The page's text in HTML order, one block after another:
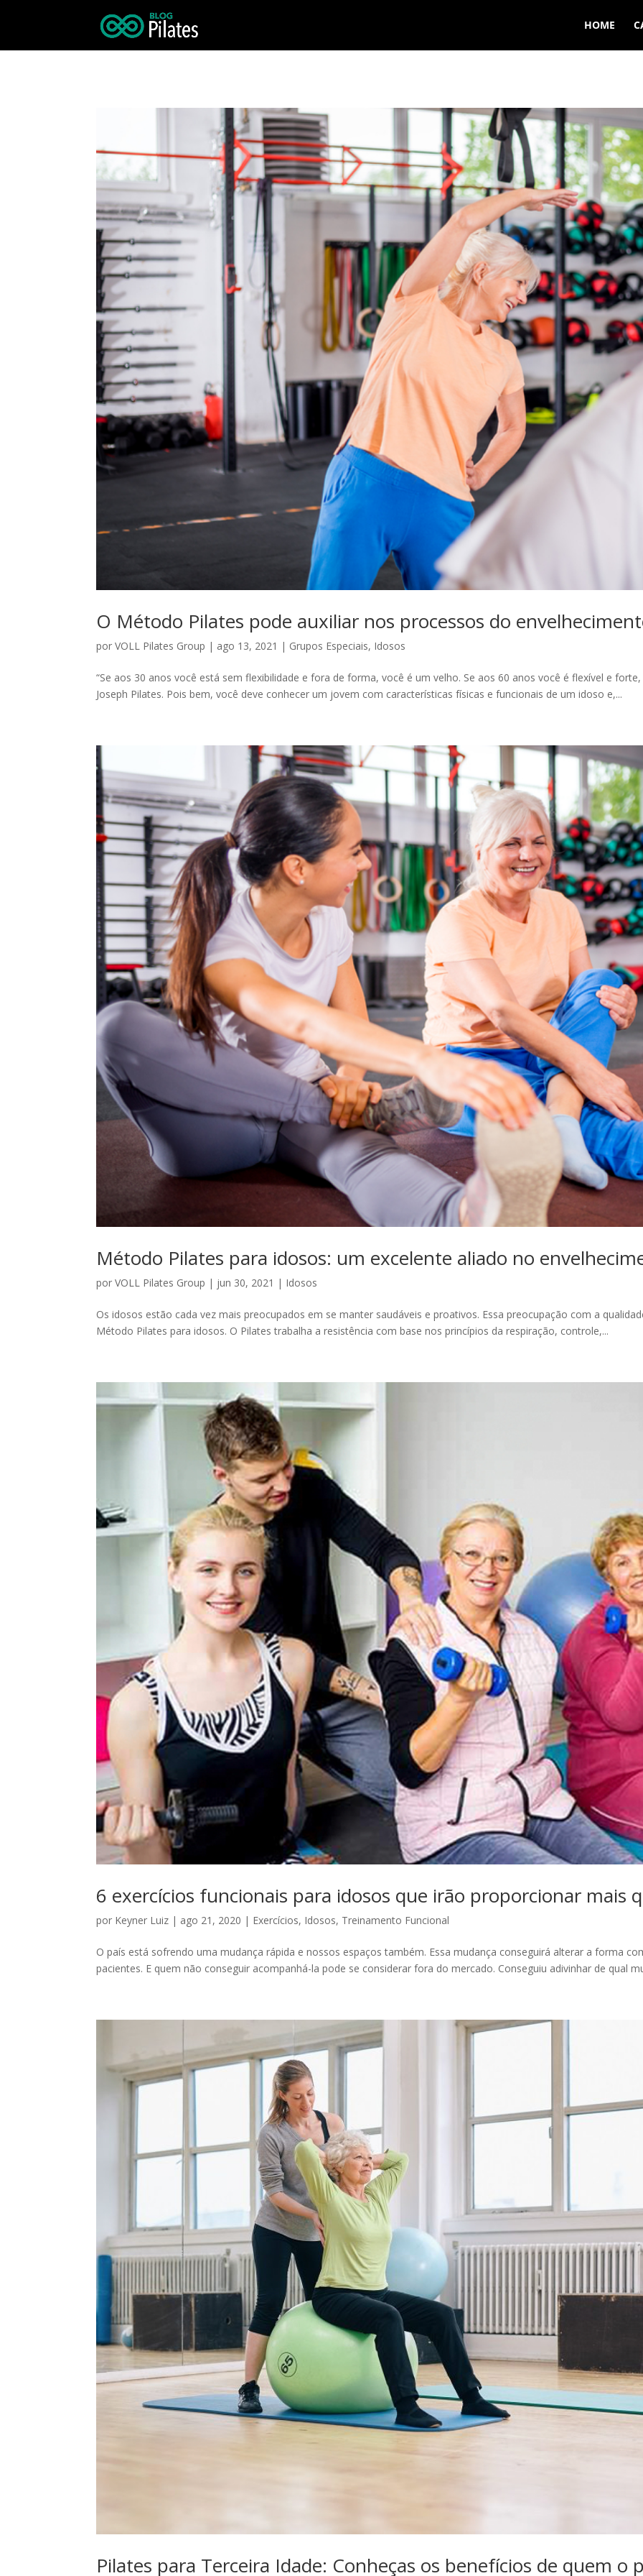
HOME
O Método Pilates pode auxiliar nos processos do
porVOLL Pilates Group | ago 13, 2021 | Grupos Especiais, Idosos
“Se aos 30 anos você está sem flexibilidade e fora de forma, você é um velho. Se aos 60 anos você é flexível e
Joseph Pilates. Pois bem, você deve conhecer um jovem com características físicas e funcionais de um idoso e,...
Método Pilates para idosos: um excelente aliado no
porVOLL Pilates Group | jun 30, 2021 | Idosos
Os idosos estão cada vez mais preocupados em se manter saudáveis e proativos. Essa preocupação com a
Método Pilates para idosos. O Pilates trabalha a resistência com base nos princípios da respiração, controle,...
6 exercícios funcionais para idosos que irão proporcionar mais
por Keyner Luiz | ago 21, 2020 | Exercícios, Idosos, Treinamento Funcional
O país está sofrendo uma mudança rápida e nossos espaços também. Essa mudança conseguirá alterar a forma
pacientes. E quem não conseguir acompanhá-la pode se considerar fora do mercado. Conseguiu adivinhar de qual
Pilates para Terceira Idade: Conheças os benefícios de quem o